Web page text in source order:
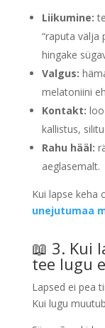
Liikumine:
“raputa välja
hingake
Valgus:
melatoniini
Kontakt:
kallistus,
Rahu hääl:
aeglasemalt.
Kui lapse keha
unejutumaa
📖 3. Kui
tee lugu
Lapsed ei pea
Kui lugu muutub